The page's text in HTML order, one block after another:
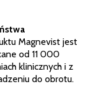
Magnevist jest
od 11 000
klinicznych i z
do obrotu.